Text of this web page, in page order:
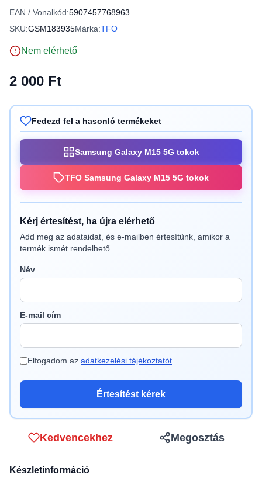
EAN / Vonalkód:5907457768963
SKU:GSM183935Márka:TFO
Nem elérhető
2 000 Ft
Fedezd fel a hasonló termékeket
Samsung Galaxy M15 5G tokok
TFO Samsung Galaxy M15 5G tokok
Kérj értesítést, ha újra elérhető
Add meg az adataidat, és e-mailben értesítünk, amikor a
termék ismét rendelhető.
Név
E-mail cím
Elfogadom az adatkezelési tájékoztatót
Értesítést kérek
Kedvencekhez Megosztás
Készletinformáció